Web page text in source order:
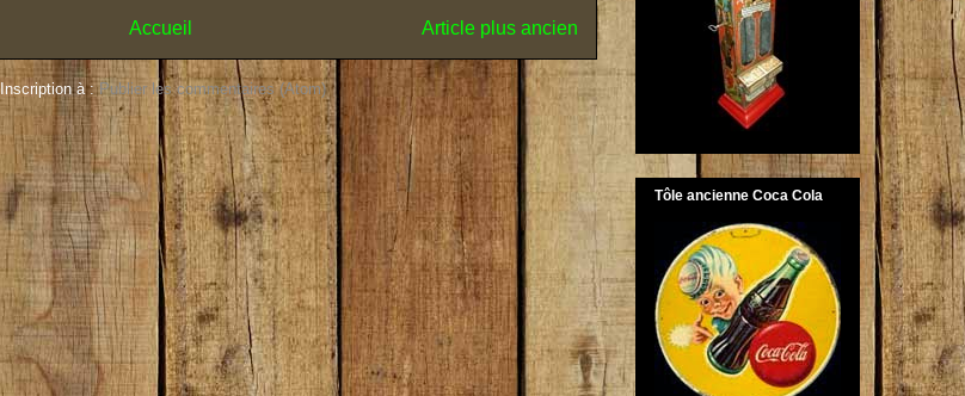
Article plus ancien
Accueil
Inscription à :Publier les commentaires (Atom)
Tôle ancienne Coca Cola